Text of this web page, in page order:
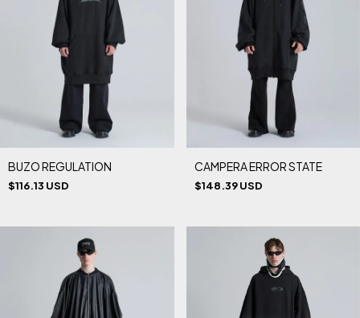
BUZO REGULATION
$116.13 USD
CAMPERA ERROR STATE
$148.39 USD